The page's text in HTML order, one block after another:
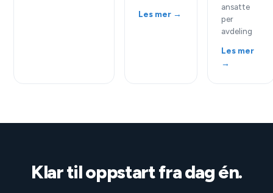
Les mer →
ansatte
per
avdeling
Les mer
→
Klar til oppstart fra dag én.